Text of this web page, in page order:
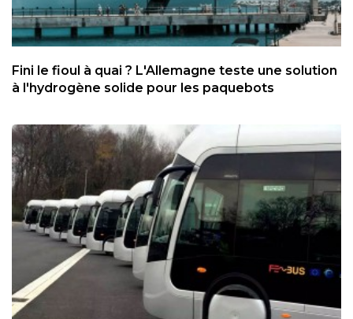
Fini le fioul à quai ? L'Allemagne teste une solution
à l'hydrogène solide pour les paquebots